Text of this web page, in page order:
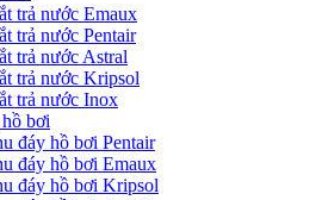
trả nước Emaux
trả nước Pentair
trả nước Astral
trả nước Kripsol
trả nước Inox
bơi
đáy hồ bơi Pentair
đáy hồ bơi Emaux
đáy hồ bơi Kripsol